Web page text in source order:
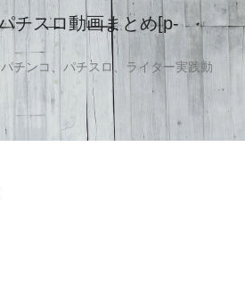
チスロ動画まとめ[p-
チンコ、パチスロ、ライター実践動